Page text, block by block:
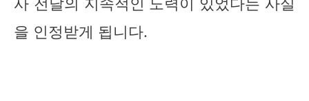
을 인정받게 됩니다.